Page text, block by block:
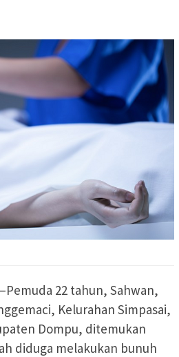
22 tahun, Sahwan,
Kelurahan Simpasai,
Dompu, ditemukan
diduga melakukan bunuh